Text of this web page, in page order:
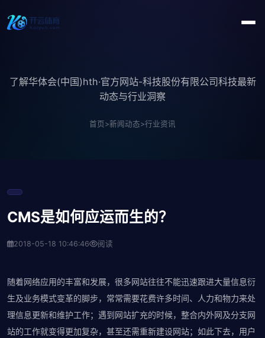
了解华体会(中国)hth·官方网站-科技股份有限公司科技最新
动态与行业洞察
首页>新闻动态>行业资讯
CMS是如何应运而生的？
2018-05-18 10:46:46 阅读
随着网络应用的丰富和发展，很多网站往往不能迅速跟进大量信息衍
生及业务模式变革的脚步，常常需要花费许多时间、人力和物力来处
理信息更新和维护工作；遇到网站扩充的时候，整合内外网及分支网
站的工作就变得更加复杂，甚至还需重新建设网站；如此下去，用户